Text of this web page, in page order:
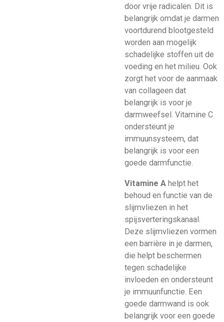
door vrije radicalen. Dit is
belangrijk omdat je darmen
voortdurend blootgesteld
worden aan mogelijk
schadelijke stoffen uit de
voeding en het milieu. Ook
zorgt het voor de aanmaak
van collageen dat
belangrijk is voor je
darmweefsel. Vitamine C
ondersteunt je
immuunsysteem, dat
belangrijk is voor een
goede darmfunctie.
Vitamine A helpt het
behoud en functie van de
slijmvliezen in het
spijsverteringskanaal.
Deze slijmvliezen vormen
een barrière in je darmen,
die helpt beschermen
tegen schadelijke
invloeden en ondersteunt
je immuunfunctie. Een
goede darmwand is ook
belangrijk voor een goede